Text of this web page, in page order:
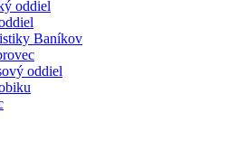
oddiel
Baníkov
oddiel